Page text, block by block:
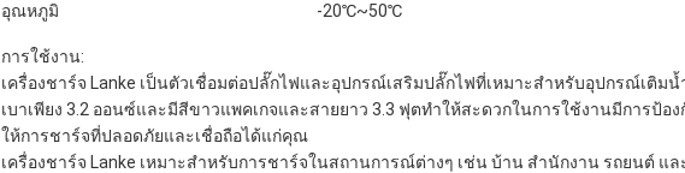
อุณหภูมิ
-20℃~50℃
การใช้งาน:
เครื่องชาร์จ Lanke เป็นตัวเชื่อมต่อปลั๊กไฟและอุปกรณ์เสริมปลั๊กไฟที่เหมาะสำหรับอุปกรณ์เติ
เบาเพียง 3.2 ออนซ์และมีสีขาวแพคเกจและสายยาว 3.3 ฟุตทำให้สะดวกในการใช้งานมีการป้อ
ให้การชาร์จที่ปลอดภัยและเชื่อถือได้แก่คุณ
เครื่องชาร์จ Lanke เหมาะสำหรับการชาร์จในสถานการณ์ต่างๆ เช่น บ้าน สำนักงาน รถยนต์ แ